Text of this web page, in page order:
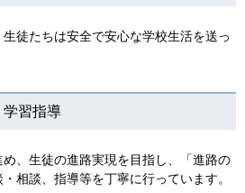
徒たちは安全で安心な学校生活を送っ
学習指導
、生徒の進路実現を目指し、「進路の
相談、指導等を丁寧に行っています。